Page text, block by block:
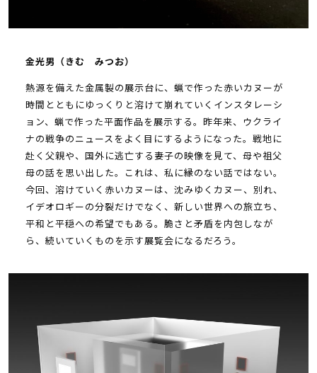
金光男（きむ みつお）
熱源を備えた金属製の展示台に、蝋で作った赤いカヌーが
時間とともにゆっくりと溶けて崩れていくインスタレーシ
ョン、蝋で作った平面作品を展示する。昨年来、ウクライ
ナの戦争のニュースをよく目にするようになった。戦地に
赴く父親や、国外に逃亡する妻子の映像を見て、母や祖父
母の話を思い出した。これは、私に縁のない話ではない。
今回、溶けていく赤いカヌーは、沈みゆくカヌー、別れ、
イデオロギーの分裂だけでなく、新しい世界への旅立ち、
平和と平穏への希望でもある。脆さと矛盾を内包しなが
ら、続いていくものを示す展覧会になるだろう。